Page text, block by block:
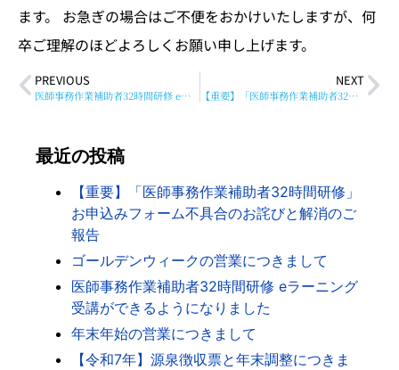
ます。 お急ぎの場合はご不便をおかけいたしますが、何
卒ご理解のほどよろしくお願い申し上げます。
PREVIOUS
医師事務作業補助者32時間研修 eラーニング受講ができるようになりました
NEXT
【重要】「医師事務作業補助者32時間研修」お申込みフォーム不具合のお詫びと解消のご報告
最近の投稿
【重要】「医師事務作業補助者32時間研修」
お申込みフォーム不具合のお詫びと解消のご
報告
ゴールデンウィークの営業につきまして
医師事務作業補助者32時間研修 eラーニング
受講ができるようになりました
年末年始の営業につきまして
【令和7年】源泉徴収票と年末調整につきま